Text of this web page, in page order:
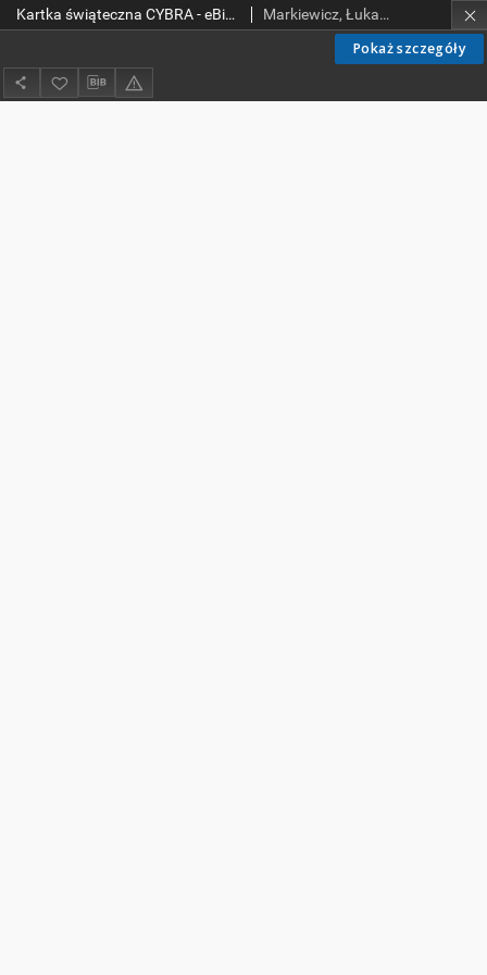
Pokaż szczegóły
Kartka świąteczna CYBRA - eBiPoL 2013. Wielkanoc. Markiewicz, Łukasz.